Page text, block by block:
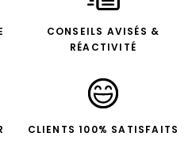
CONSEILS AVISÉS &
RÉACTIVITÉ
CLIENTS 100% SATISFAITS